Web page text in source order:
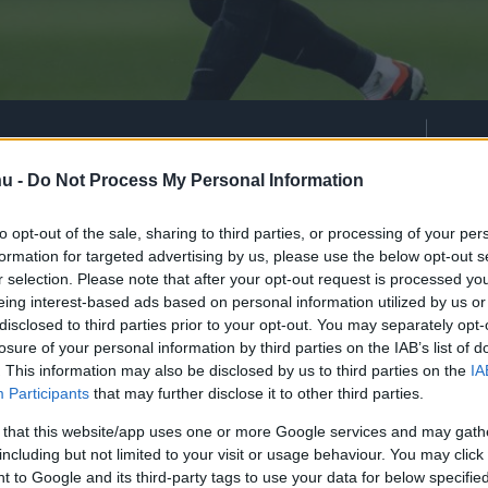
- Do Not Process My Personal Information
opt-out of the sale, sharing to third parties, or processing of your
for targeted advertising by us, please use the below opt-out
selection. Please note that after your opt-out request is processed
interest-based ads based on personal information utilized by us
to third parties prior to your opt-out. You may separately
of your personal information by third parties on the IAB’s list of
This information may also be disclosed by us to third parties on the
Participants that may further disclose it to other third parties.
that this website/app uses one or more Google services and may
but not limited to your visit or usage behaviour. You may
to Google and its third-party tags to use your data for below
Galatasaray szívesen
Attilát.
kövess minket a Csakfoci Google News oldalán is!
sikerült a legjobban a magyar válogatott
szerint nyártól új klubban
szerinta 26 esztendős futballistáért
éllovasGalatasarayegyüttese is.
és Victor Nelsson is távozik az átigazolási